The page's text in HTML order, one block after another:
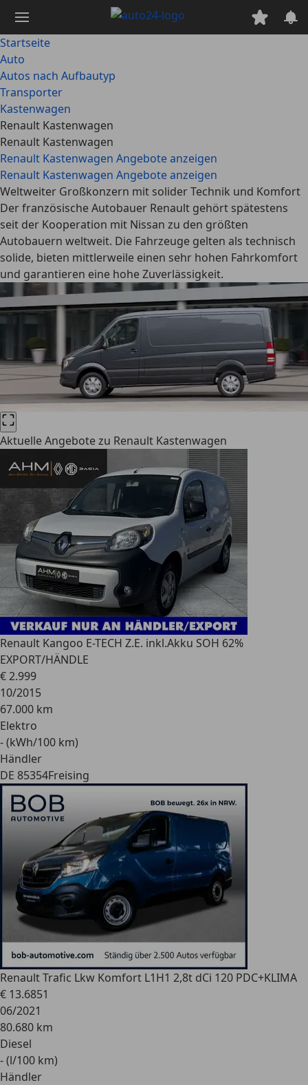
Hauptinhalt
springen
Startseite
Auto
Autos nach Aufbautyp
Transporter
Kastenwagen
Renault Kastenwagen
Renault Kastenwagen
Renault Kastenwagen Angebote anzeigen
Renault Kastenwagen Angebote anzeigen
Weltweiter Großkonzern mit solider Technik und Komfort
Der französische Autobauer Renault gehört spätestens
seit der Kooperation mit Nissan zu den größten
Autobauern weltweit. Die Fahrzeuge gelten als technisch
solide, bieten mittlerweile einen sehr hohen Fahrkomfort
und garantieren eine hohe Zuverlässigkeit.
Aktuelle Angebote zu Renault Kastenwagen
Renault Kangoo E-TECH Z.E. inkl.Akku SOH 62%
EXPORT/HÄNDLE
€ 2.999
10/2015
67.000 km
Elektro
- (kWh/100 km)
Händler
DE 85354Freising
RenaultTrafic Lkw Komfort L1H1 2,8t dCi 120 PDC+KLIMA
€ 13.6851
06/2021
80.680 km
Diesel
- (l/100 km)
Händler